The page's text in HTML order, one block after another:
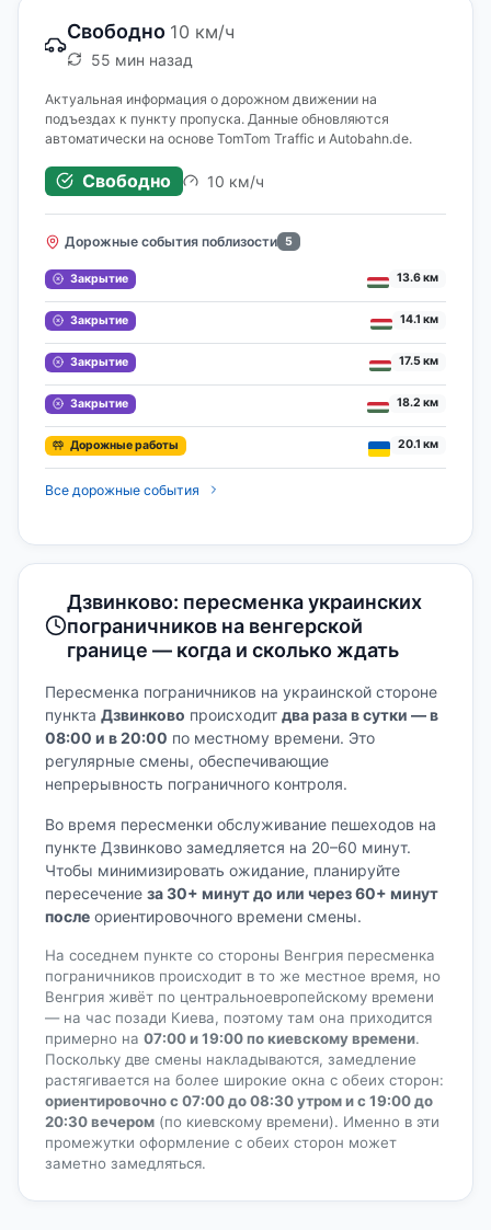
Свободно 10 км/ч
55 мин назад
Актуальная информация о дорожном движении на
подъездах к пункту пропуска. Данные обновляются
автоматически на основе TomTom Traffic и Autobahn.de.
Свободно 10 км/ч
Дорожные события поблизости 5
Закрытие 13.6 км
Закрытие 14.1 км
Закрытие 17.5 км
Закрытие 18.2 км
Дорожные работы 20.1 км
Все дорожные события
Дзвинково: пересменка украинских
пограничников на венгерской
границе — когда и сколько ждать
Пересменка пограничников на украинской стороне
пункта Дзвинково происходит два раза в сутки — в
08:00 и в 20:00 по местному времени. Это
регулярные смены, обеспечивающие
непрерывность пограничного контроля.
Во время пересменки обслуживание пешеходов на
пункте Дзвинково замедляется на 20–60 минут.
Чтобы минимизировать ожидание, планируйте
пересечение за 30+ минут до или через 60+ минут
после ориентировочного времени смены.
На соседнем пункте со стороны Венгрия пересменка
пограничников происходит в то же местное время, но
Венгрия живёт по центральноевропейскому времени
— на час позади Киева, поэтому там она приходится
примерно на 07:00 и 19:00 по киевскому времени.
Поскольку две смены накладываются, замедление
растягивается на более широкие окна с обеих сторон:
ориентировочно с 07:00 до 08:30 утром и с 19:00 до
20:30 вечером (по киевскому времени). Именно в эти
промежутки оформление с обеих сторон может
заметно замедляться.